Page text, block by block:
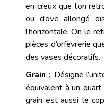
en creux que l’on
ou d’ove allongé
l’horizontale. On le
pièces d’orfèvrerie
des vases décoratifs.
Grain : Désigne
équivalent à un quart
grain est aussi le